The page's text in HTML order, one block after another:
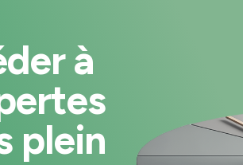
à
plein